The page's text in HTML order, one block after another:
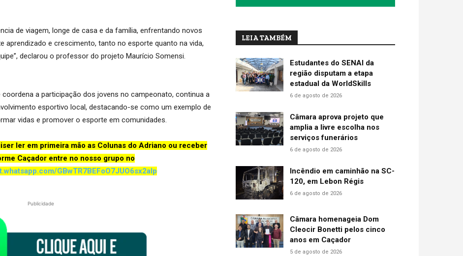
de viagem, longe de casa e da família, enfrentando novos
aprendizado e crescimento, tanto no esporte quanto na vida,
declarou o professor do projeto Maurício Somensi.
a participação dos jovens no campeonato, continua a
esportivo local, destacando-se como um exemplo de
vidas e promover o esporte em comunidades.
ler em primeira mão as Colunas do Adriano ou receber
Caçador entre no nosso grupo no
atsapp.com/GBwTR7BEFoO7JUO6sx2aIp
Publicidade
LEIA TAMBÉM
Estudantes do SENAI da
região disputam a etapa
estadual da WorldSkills
6 de agosto de 2026
Câmara aprova projeto que
amplia a livre escolha nos
serviços funerários
6 de agosto de 2026
Incêndio em caminhão na SC-
120, em Lebon Régis
6 de agosto de 2026
Câmara homenageia Dom
Cleocir Bonetti pelos cinco
anos em Caçador
5 de agosto de 2026